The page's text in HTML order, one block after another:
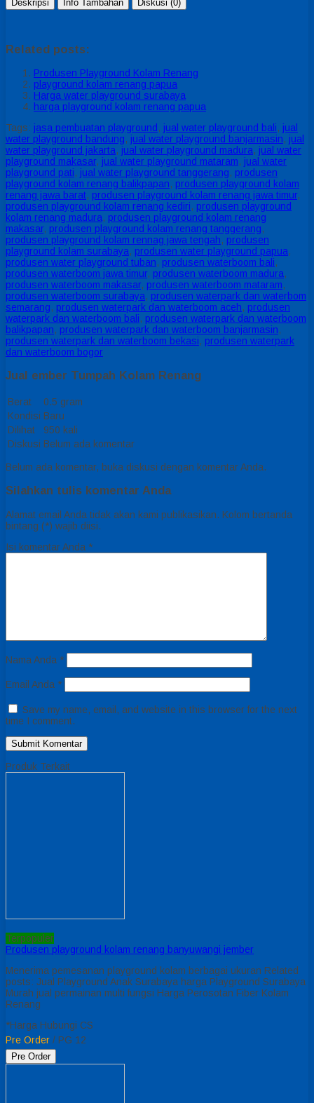
Deskripsi Info Tambahan Diskusi (0)
Related posts:
Produsen Playground Kolam Renang
playground kolam renang papua
Harga water playground surabaya
harga playground kolam renang papua
Tags: jasa pembuatan playground , jual water playground bali, jual
water playground bandung, jual water playground banjarmasin, jual
water playground jakarta, jual water playground madura, jual water
playground makasar, jual water playground mataram, jual water
playground pati, jual water playground tanggerang, produsen
playground kolam renang balikpapan, produsen playground kolam
renang jawa barat, produsen playground kolam renang jawa timur,
produsen playground kolam renang kediri, produsen playground
kolam renang madura, produsen playground kolam renang
makasar, produsen playground kolam renang tanggerang,
produsen playground kolam rennag jawa tengah, produsen
playground kolam surabaya, produsen water playground papua,
produsen water playground tuban, produsen waterboom bali,
produsen waterboom jawa timur, produsen waterboom madura,
produsen waterboom makasar, produsen waterboom mataram,
produsen waterboom surabaya, produsen waterpark dan waterbom
semarang, produsen waterpark dan waterboom aceh, produsen
waterpark dan waterboom bali, produsen waterpark dan waterboom
balikpapan, produsen waterpark dan waterboom banjarmasin,
produsen waterpark dan waterboom bekasi, produsen waterpark
dan waterboom bogor
Jual ember Tumpah Kolam Renang
Berat
0.5 gram
Kondisi Baru
Dilihat
950 kali
Diskusi Belum ada komentar
Belum ada komentar, buka diskusi dengan komentar Anda.
Silahkan tulis komentar Anda
Alamat email Anda tidak akan kami publikasikan. Kolom bertanda
bintang (*) wajib diisi.
Isi komentar Anda *
Nama Anda *
Email Anda *
Save my name, email, and website in this browser for the next
time I comment.
Produk Terkait
Terpopuler
Produsen playground kolam renang banyuwangi jember
Menerima pemesanan playground kolam berbagai ukuran Related
posts: Jual Playground Anak Surabaya harga Playground Surabaya
Murah jual permainan multi fungsi Harga Perosotan Fiber Kolam
Renang
*Harga Hubungi CS
Pre Order / PG 12
Pre Order